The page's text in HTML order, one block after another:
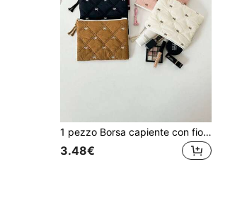
1 pezzo Borsa capiente con fiocco ricamato trapuntato, portamonete minimalista e portatile, pochette per rossetti e necessità quotidiane per donne, borsa cosmetica, borsa da toilette da viaggio, borsa portadocumenti, clutch, portafoglio da donna, mini portafoglio, portachiavi portamonete, accessori cosmetici, borsa porta pennelli trucco, mini borsa cosmetica
3.48€